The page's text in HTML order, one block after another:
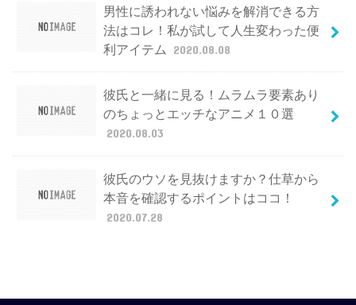
男性に誘われない悩みを解消できる方
法はコレ！私が試して人生変わった便
利アイテム
2020.08.08
彼氏と一緒に見る！ムラムラ要素あり
のちょっとエッチなアニメ１０選
2020.08.03
彼氏のウソを見抜けますか？仕草から
本音を確認するポイントはココ！
2020.07.28